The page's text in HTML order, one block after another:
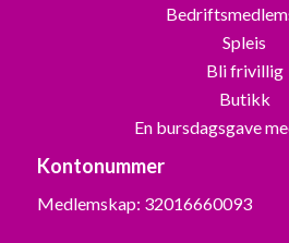
Spleis
Bli frivillig
Butikk
En bursdagsgave
Kontonummer
Medlemskap: 32016660093